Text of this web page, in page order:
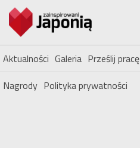
Aktualności Galeria Prześlij pracę
Nagrody Polityka prywatności